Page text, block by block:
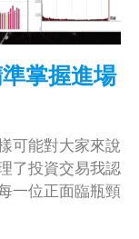
掌握進場
可能對大家來說
了投資交易我認
一位正面臨瓶頸